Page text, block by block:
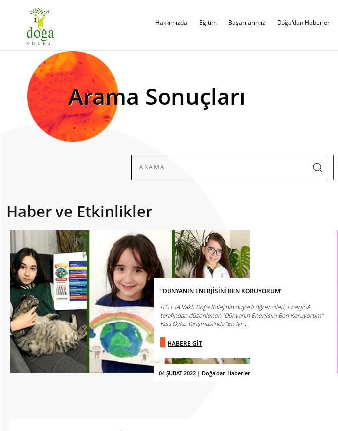
Hakkımızda Eğitim Başarılarımız Doğa'dan Haberler
Arama Sonuçları
Haber ve Etkinlikler
04 ŞUBAT 2022 | Doğa'dan Haberler
“DÜNYANIN ENERJİSİNİ BEN KORUYORUM”
İTÜ ETA Vakfı Doğa Kolejinin duyarlı öğrencileri, EnerjiSA
tarafından düzenlenen “Dünyanın Enerjisini Ben Koruyorum”
Kısa Öykü Yarışması’nda “En İyi ...
HABERE GİT